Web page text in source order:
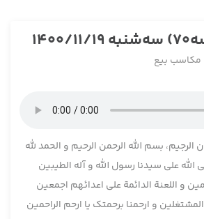
19
مکاسب بیع
الرجیم، بسم الله الرحمن الرحیم و الحمد لله
الله علی سیدنا رسول الله و آله الطیبین
و اللعنة الدائمة علی اعدائهم اجمعین
و ارحمنا برحمتک یا ارحم الراحمین